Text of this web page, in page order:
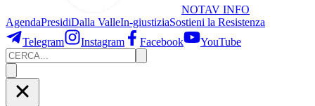
NOTAV INFO
AgendaPresidiDalla ValleIn-giustiziaSostieni la Resistenza
Telegram
Instagram Facebook YouTube